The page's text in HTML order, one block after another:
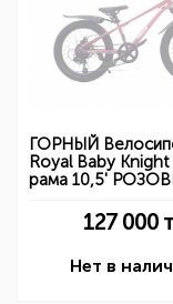
ГОРНЫЙ
Royal Baby Knight
рама 10,5'
127 000
Нет в